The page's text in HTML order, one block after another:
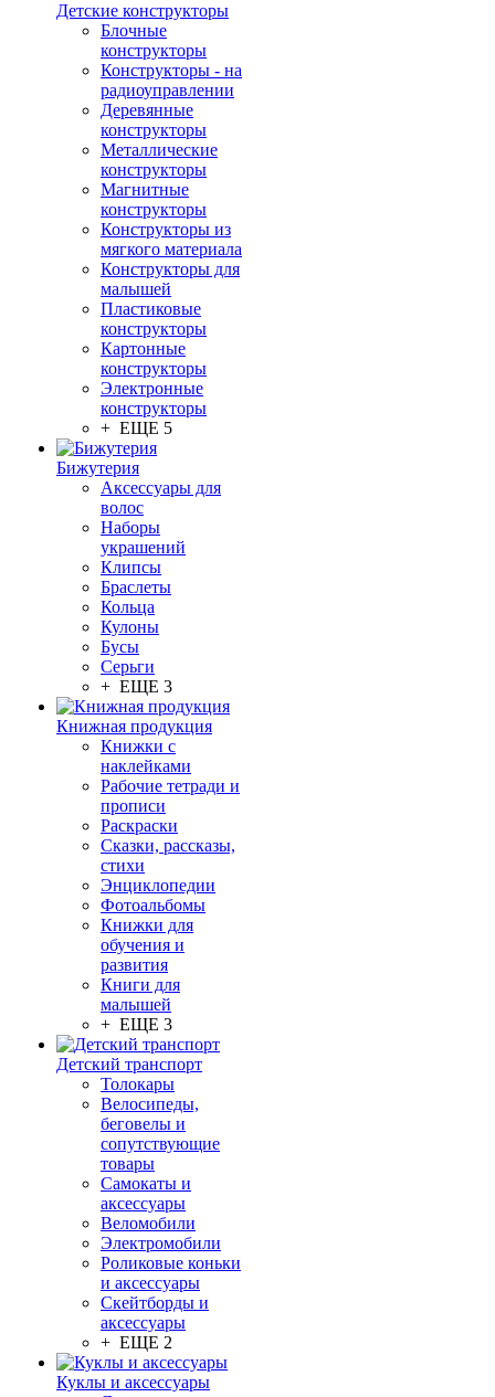
Детские конструкторы
Блочные
конструкторы
Конструкторы - на
радиоуправлении
Деревянные
конструкторы
Металлические
конструкторы
Магнитные
конструкторы
Конструкторы из
мягкого материала
Конструкторы для
малышей
Пластиковые
конструкторы
Картонные
конструкторы
Электронные
конструкторы
+ ЕЩЕ 5
Бижутерия
Аксессуары для
волос
Наборы
украшений
Клипсы
Браслеты
Кольца
Кулоны
Бусы
Серьги
+ ЕЩЕ 3
Книжная продукция
Книжки с
наклейками
Рабочие тетради и
прописи
Раскраски
Сказки, рассказы,
стихи
Энциклопедии
Фотоальбомы
Книжки для
обучения и
развития
Книги для
малышей
+ ЕЩЕ 3
Детский транспорт
Толокары
Велосипеды,
беговелы и
сопутствующие
товары
Самокаты и
аксессуары
Веломобили
Электромобили
Роликовые коньки
и аксессуары
Скейтборды и
аксессуары
+ ЕЩЕ 2
Куклы и аксессуары